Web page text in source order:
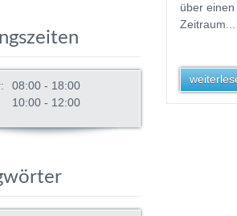
08:00 - 18:00
10:00 - 12:00
über
Zeitraum...